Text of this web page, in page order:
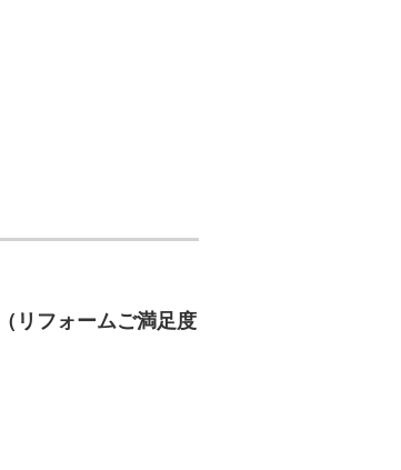
リフォームご満足度